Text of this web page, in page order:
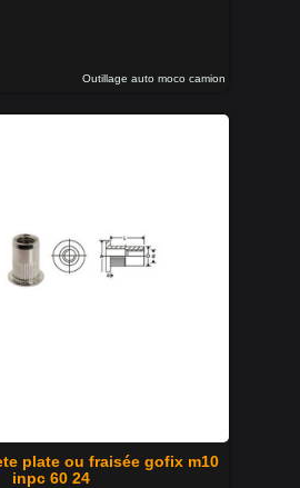
Outillage auto moco camion
plate ou fraisée gofix m10
inpc 60 24